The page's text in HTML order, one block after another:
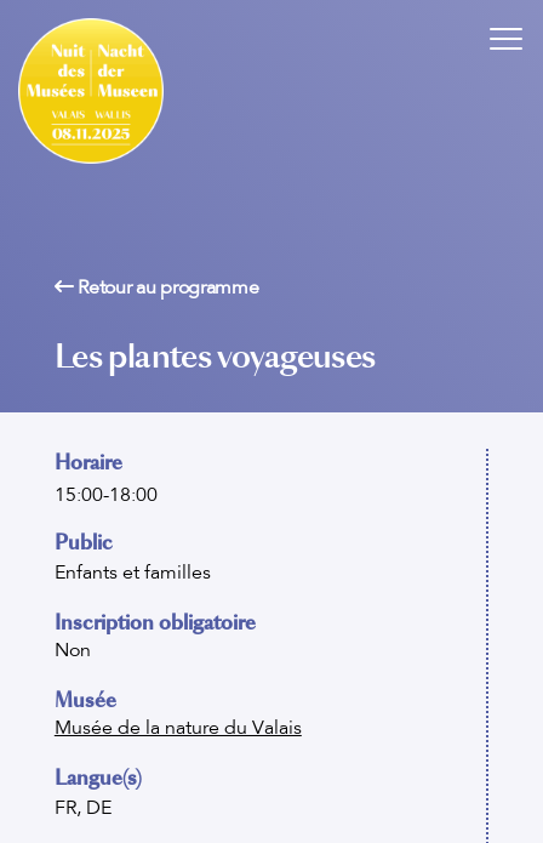
Retour au programme
Les plantes voyageuses
Horaire
15:00-18:00
Public
Enfants et familles
Inscription obligatoire
Non
Musée
Musée de la nature du Valais
Langue(s)
FR, DE